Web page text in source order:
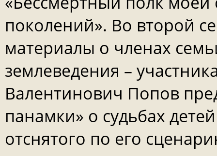
поколений». Во второй
материалы о членах
землеведения –
Валентинович Попов
панамки» о судьбах
отснятого по его